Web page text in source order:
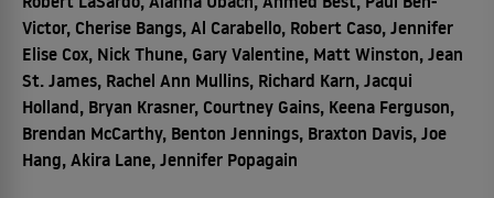
Victor, Cherise Bangs, Al Carabello, Robert Caso, Jennifer
Elise Cox, Nick Thune, Gary Valentine, Matt Winston, Jean
St. James, Rachel Ann Mullins, Richard Karn, Jacqui
Holland, Bryan Krasner, Courtney Gains, Keena Ferguson,
Brendan McCarthy, Benton Jennings, Braxton Davis, Joe
Hang, Akira Lane, Jennifer Popagain